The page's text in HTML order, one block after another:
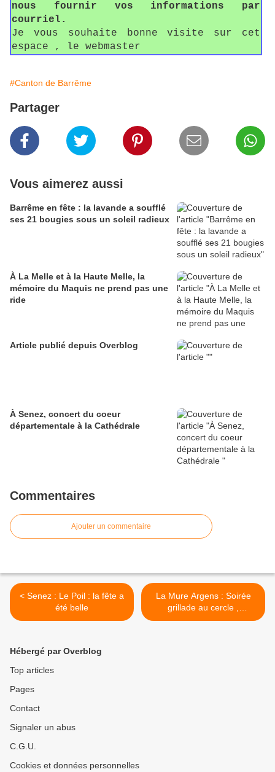
nous fournir vos informations par
courriel.
Je vous souhaite bonne visite sur cet
espace , le webmaster
#Canton de Barrême
Partager
Vous aimerez aussi
Barrême en fête : la lavande a soufflé
ses 21 bougies sous un soleil radieux
À La Melle et à la Haute Melle, la
mémoire du Maquis ne prend pas une
ride
Article publié depuis Overblog
À Senez, concert du coeur
départementale à la Cathédrale
Commentaires
Ajouter un commentaire
< Senez : Le Poil : la fête a
été belle
La Mure Argens : Soirée
grillade au cercle ,
Association le Riou >
Hébergé par Overblog
Top articles
Pages
Contact
Signaler un abus
C.G.U.
Cookies et données personnelles